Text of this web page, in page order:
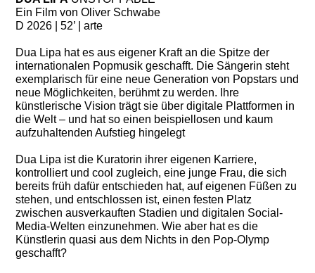
Ein Film von Oliver Schwabe
D 2026 | 52’ | arte
Dua Lipa hat es aus eigener Kraft an die Spitze der
internationalen Popmusik geschafft. Die Sängerin steht
exemplarisch für eine neue Generation von Popstars und
neue Möglichkeiten, berühmt zu werden. Ihre
künstlerische Vision trägt sie über digitale Plattformen in
die Welt – und hat so einen beispiellosen und kaum
aufzuhaltenden Aufstieg hingelegt
Dua Lipa ist die Kuratorin ihrer eigenen Karriere,
kontrolliert und cool zugleich, eine junge Frau, die sich
bereits früh dafür entschieden hat, auf eigenen Füßen zu
stehen, und entschlossen ist, einen festen Platz
zwischen ausverkauften Stadien und digitalen Social-
Media-Welten einzunehmen. Wie aber hat es die
Künstlerin quasi aus dem Nichts in den Pop-Olymp
geschafft?